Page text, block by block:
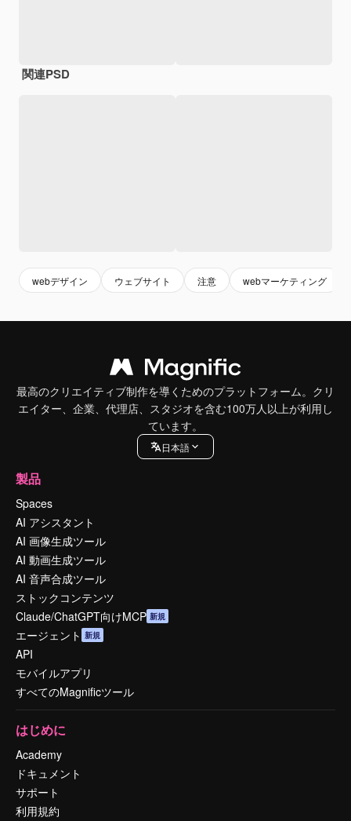
関連PSD
webデザイン ウェブサイト 注意 webマーケティング
最高のクリエイティブ制作を導くためのプラットフォーム。クリ
エイター、企業、代理店、スタジオを含む100万人以上が利用し
ています。
日本語
製品
Spaces
AI アシスタント
AI 画像生成ツール
AI 動画生成ツール
AI 音声合成ツール
ストックコンテンツ
Claude/ChatGPT向けMCP 新規
エージェント 新規
API
モバイルアプリ
すべてのMagnificツール
はじめに
Academy
ドキュメント
サポート
利用規約